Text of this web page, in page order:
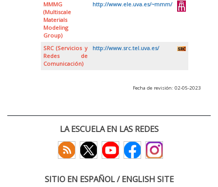
MMMG
(Multiscale
Materials
Modeling
Group)
http://www.ele.uva.es/~mmm/
SRC (Servicios y
Redes de
Comunicación)
http://www.src.tel.uva.es/
Fecha de revisión: 02-05-2023
LA ESCUELA EN LAS REDES
SITIO EN ESPAÑOL / ENGLISH SITE